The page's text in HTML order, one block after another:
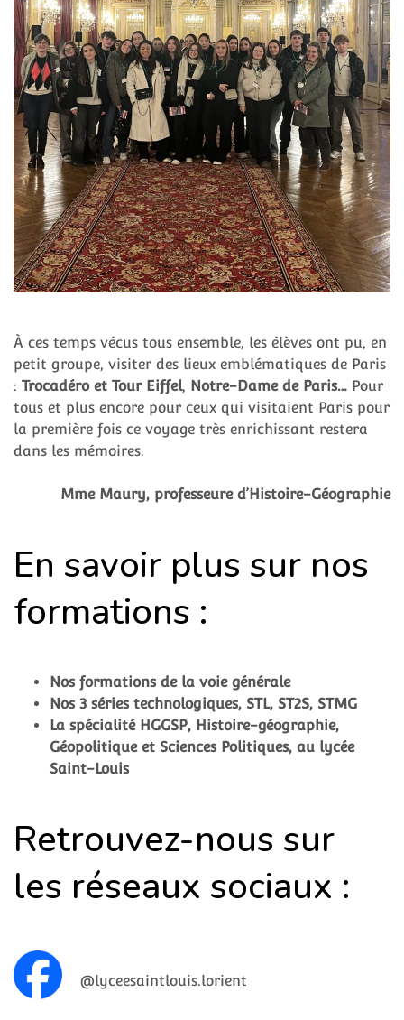
À ces temps vécus tous ensemble, les élèves ont pu, en
petit groupe, visiter des lieux emblématiques de Paris
: Trocadéro et Tour Eiffel, Notre-Dame de Paris… Pour
tous et plus encore pour ceux qui visitaient Paris pour
la première fois ce voyage très enrichissant restera
dans les mémoires.
Mme Maury, professeure d’Histoire-Géographie
En savoir plus sur nos
formations :
Nos formations de la voie générale
Nos 3 séries technologiques, STL, ST2S, STMG
La spécialité HGGSP, Histoire-géographie,
Géopolitique et Sciences Politiques, au lycée
Saint-Louis
Retrouvez-nous sur
les réseaux sociaux :
@lyceesaintlouis.lorient